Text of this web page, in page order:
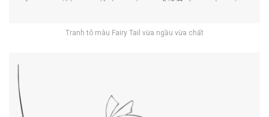
Tranh tô màu Fairy Tail vừa ngầu vừa chất